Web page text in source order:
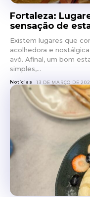
Fortaleza:
sensação de
Existem lugares que
acolhedora e
avó. Afinal, um bom
simples,...
Notícias 13 DE MARÇO DE